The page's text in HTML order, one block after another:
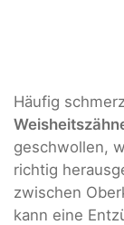
Häufig
geschwollen,
richtig
zwischen
kann eine